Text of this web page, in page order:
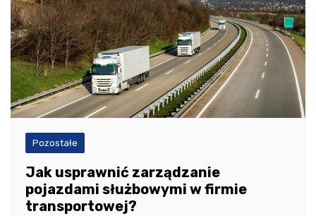
Pozostałe
Jak usprawnić zarządzanie
pojazdami służbowymi w firmie
transportowej?